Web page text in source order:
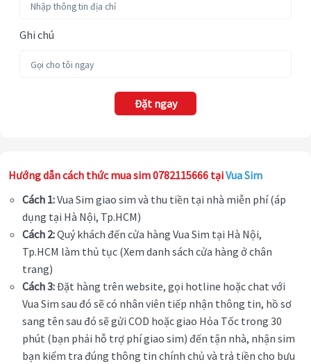
Ghi chú
Đặt ngay
Hướng dẫn cách thức mua sim 0782115666 tạiVua Sim
Cách 1:Vua Sim giao sim và thu tiền tại nhà miễn phí (áp
dụng tại Hà Nội, Tp.HCM)
Cách 2:Quý khách đến cửa hàng Vua Sim tại Hà Nội,
Tp.HCM làm thủ tục (Xem danh sách cửa hàng ở chân
trang)
Cách 3:Đặt hàng trên website, gọi hotline hoặc chat với
Vua Sim sau đó sẽ có nhân viên tiếp nhận thông tin, hồ sơ
sang tên sau đó sẽ gửi COD hoặc giao Hỏa Tốc trong 30
phút (bạn phải hỗ trợ phí giao sim) đến tận nhà, nhận sim
bạn kiểm tra đúng thông tin chính chủ và trả tiền cho bưu